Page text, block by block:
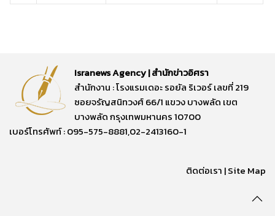
Isranews Agency | สำนักข่าวอิศรา
สำนักงาน : โรงแรมเดอะ รอยัล ริเวอร์ เลขที่ 219
ซอยจรัญสนิทวงศ์ 66/1 แขวง บางพลัด เขต
บางพลัด กรุงเทพมหานคร 10700
เบอร์โทรศัพท์ : 095-575-8881,02-2413160-1
ติดต่อเรา |Site Map